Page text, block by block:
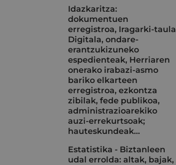
Idazkaritza:
dokumentuen
erregistroa, Iragarki-taula
Digitala, ondare-
erantzukizuneko
espedienteak, Herriaren
onerako irabazi-asmo
bariko elkarteen
erregistroa, ezkontza
zibilak, fede publikoa,
administrazioarekiko
auzi-errekurtsoak;
hauteskundeak…
Estatistika - Biztanleen
udal errolda: altak, bajak,